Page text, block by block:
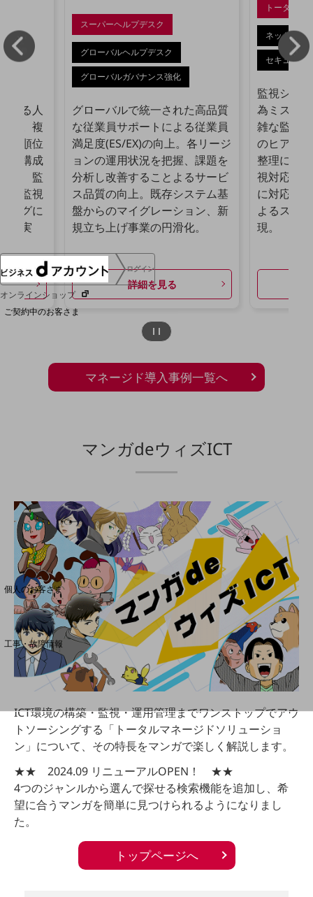
基礎的電気通信役務損益明細表
採用情報
採用情報TOP
障がい者採用
人材育成制度
広告・協賛
NTTドコモグループ
ログイン
オンラインショップ
ご契約中のお客さま
料金分析(ご利用料金管理サービス)
Web明細(My docomo)
個人のお客さま
NTTドコモ
OCNなど
工事・故障情報
お客さまサポートサイト
SDPFナレッジセンター
NTTドコモ 通信障害情報
よる人
減。複
先順位
た構成
止、監
模監視
ングに
を実
スーパーヘルプデスク
グローバルヘルプデスク
グローバルガバナンス強化
グローバルで統一された高品質
な従業員サポートによる従業員
満足度(ES/EX)の向上。各リージ
ョンの運用状況を把握、課題を
分析し改善することよるサービ
ス品質の向上。既存システム基
盤からのマイグレーション、新
規立ち上げ事業の円滑化。
詳細を見る
トータルマ
ネットワー
セキュリテ
監視シス
為ミス削
雑な監視
のヒアリ
整理によ
視対応品
に対応し
よるスピ
現。
マネージド導入事例一覧へ
マンガdeウィズICT
ICT環境の構築・監視・運用管理までワンストップでアウ
トソーシングする「トータルマネージドソリューショ
ン」について、その特長をマンガで楽しく解説します。
★★ 2024.09 リニューアルOPEN！ ★★
4つのジャンルから選んで探せる検索機能を追加し、希
望に合うマンガを簡単に見つけられるようになりまし
た。
トップページへ